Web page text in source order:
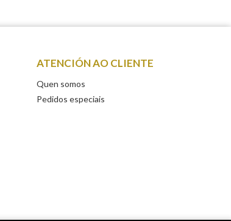
ATENCIÓN AO CLIENTE
Quen somos
Pedidos especiais